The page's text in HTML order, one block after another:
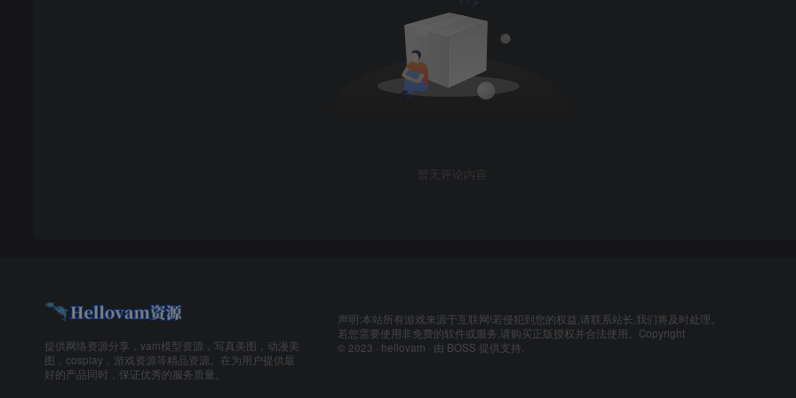
暂无评论内容
提供网络资源分享，vam模型资源，写真美图，动漫美
图，cosplay，游戏资源等精品资源。在为用户提供最
好的产品同时，保证优秀的服务质量。
声明:本站所有游戏来源于互联网!若侵犯到您的权益,请联系站长,我们将及时处理。
若您需要使用非免费的软件或服务,请购买正版授权并合法使用。Copyright
© 2023 · hellovam · 由 BOSS 提供支持.